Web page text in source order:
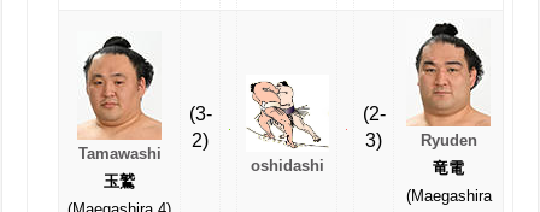
Tamawashi
玉鷲
(3-
2)
oshidashi
(2-
3)
Ryuden
竜電
(Maegashira